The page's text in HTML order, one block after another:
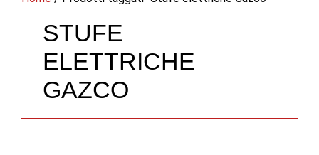
STUFE
ELETTRICHE
GAZCO